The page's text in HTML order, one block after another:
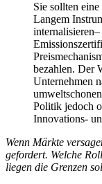
Sie sollten
Langem
bezahlen. Der
Unternehmen
Politik jedoch
Innovations-
Wenn Märkte
gefordert. Welche
liegen die Grenzen